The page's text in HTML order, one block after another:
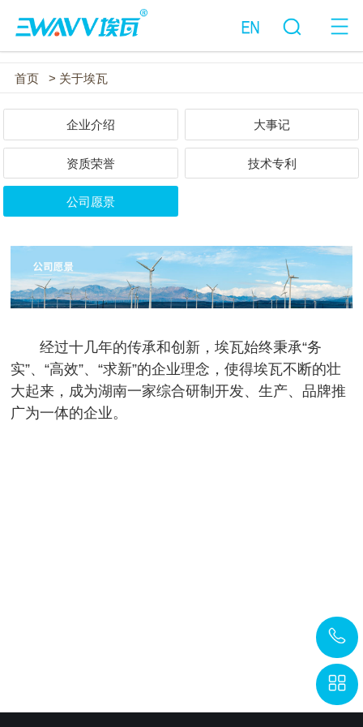
首页 > 关于埃瓦
企业介绍 大事记
资质荣誉 技术专利
公司愿景
经过十几年的传承和创新，埃瓦始终秉承“务
实”、“高效”、“求新”的企业理念，使得埃瓦不断的壮
大起来，成为湖南一家综合研制开发、生产、品牌推
广为一体的企业。